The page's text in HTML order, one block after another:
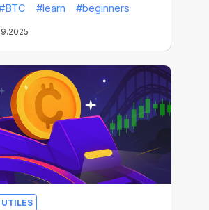
#learn #beginners